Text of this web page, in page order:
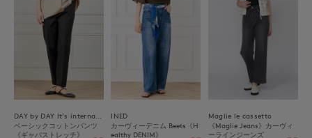
ベーシックコットンパンツ
《ギャバストレッチ》
INED
カーヴィーデニム Beets《H
ealthy DENIM》
Maglie le cassetto
《Maglie Jeans》カーヴィ
ーラインジーンズ